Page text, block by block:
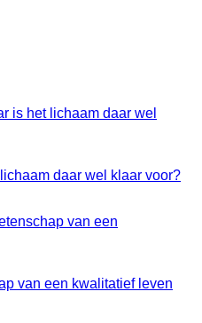
daar wel klaar voor?
van een kwalitatief leven